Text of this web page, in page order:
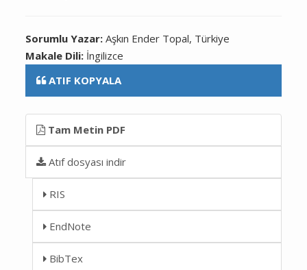
Sorumlu Yazar:Aşkın Ender Topal, Türkiye
Makale Dili: İngilizce
ATIF KOPYALA
Tam Metin PDF
Atıf dosyası indir
RIS
EndNote
BibTex